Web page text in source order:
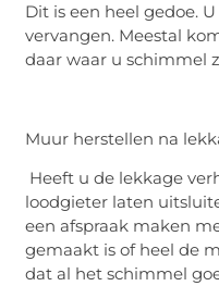
Dit is een heel gedoe.
vervangen. Meestal
daar waar u schimmel
Muur herstellen na
Heeft u de lekkage
loodgieter laten
een afspraak maken
gemaakt is of heel de
dat al het schimmel